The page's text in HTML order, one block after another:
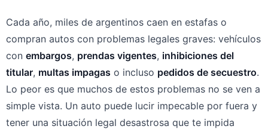
Cada año, miles de argentinos caen en estafas o
compran autos con problemas legales graves: vehículos
con embargos, prendas vigentes, inhibiciones del
titular, multas impagas o incluso pedidos de secuestro.
Lo peor es que muchos de estos problemas no se ven a
simple vista. Un auto puede lucir impecable por fuera y
tener una situación legal desastrosa que te impida